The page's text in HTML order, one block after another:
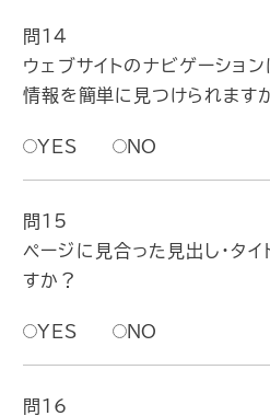
問14
ウェブサイトのナビゲーショ
情報を簡単に見つけられます
YES NO
問15
ページに見合った見出し・タ
すか？
YES NO
問16